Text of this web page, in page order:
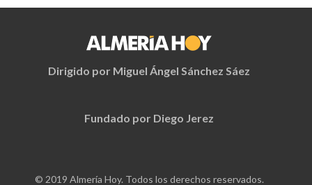
Dirigido por Miguel Ángel Sánchez Sáez
Fundado por Diego Jerez
© 2019 Almería Hoy. Todos los derechos reservados.